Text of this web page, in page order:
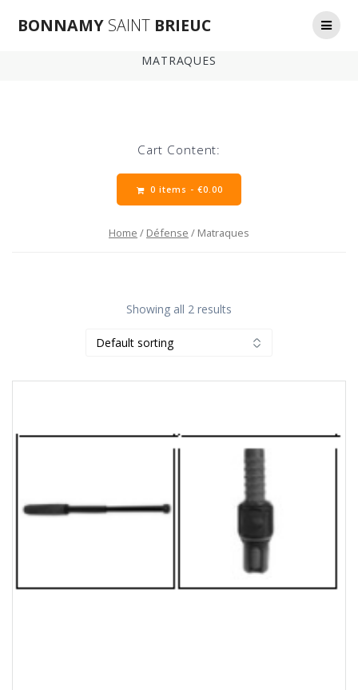
to
BONNAMY SAINT BRIEUC
MATRAQUES
Cart Content:
0 items - €0.00
Home / Défense / Matraques
Showing all 2 results